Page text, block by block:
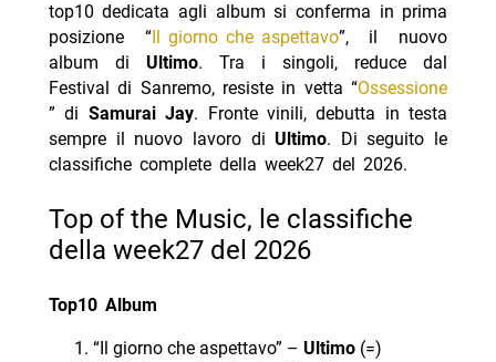
top10 dedicata agli album si conferma in prima
posizione “Il giorno che aspettavo”, il nuovo
album di Ultimo. Tra i singoli, reduce dal
Festival di Sanremo, resiste in vetta “Ossessione
” di Samurai Jay. Fronte vinili, debutta in testa
sempre il nuovo lavoro diUltimo. Di seguito le
classifiche complete della week27 del 2026.
Top of the Music, le classifiche
della week27 del 2026
Top10 Album
“Il giorno che aspettavo” – Ultimo(=)